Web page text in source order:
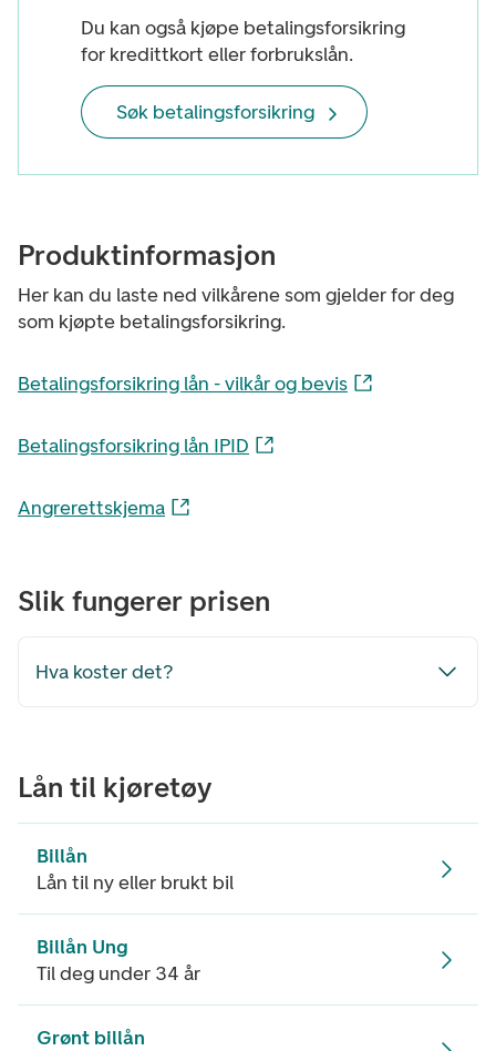
Du kan også kjøpe betalingsforsikring
for kredittkort eller forbrukslån.
Søk betalingsforsikring
Produktinformasjon
Her kan du laste ned vilkårene som gjelder for deg
som kjøpte betalingsforsikring.
Betalingsforsikring lån - vilkår og bevis
Betalingsforsikring lån IPID
Angrerettskjema
Slik fungerer prisen
Hva koster det?
Lån til kjøretøy
Billån
Lån til ny eller brukt bil
Billån Ung
Til deg under 34 år
Grønt billån